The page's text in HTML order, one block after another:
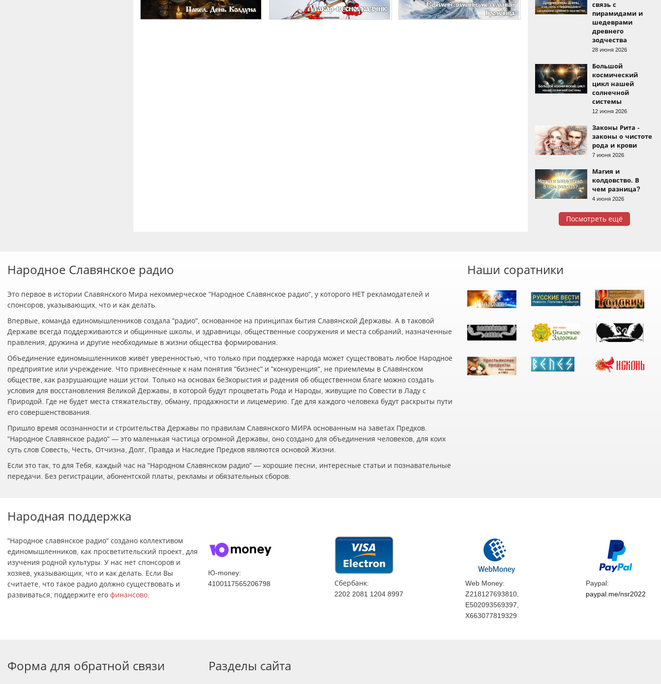
связь с
пирамидами и
шедеврами
древнего
зодчества
28 июня 2026
Большой
космический
цикл нашей
солнечной
системы
12 июня 2026
Законы Рита -
законы о чистоте
рода и крови
7 июня 2026
Магия и
колдовство. В
чем разница?
4 июня 2026
Посмотреть ещё
Народное Славянское радио
Это первое в истории Славянского Мира некоммерческое "Народное Славянское радио", у которого НЕТ рекламодателей и
спонсоров, указывающих, что и как делать.
Впервые, команда единомышленников создала "радио", основанное на принципах бытия Славянской Державы. А в таковой
Державе всегда поддерживаются и общинные школы, и здравницы, общественные сооружения и места собраний, назначенные
правления, дружина и другие необходимые в жизни общества формирования.
Объединение единомышленников живёт уверенностью, что только при поддержке народа может существовать любое Народное
предприятие или учреждение. Что привнесённые к нам понятия "бизнес" и "конкуренция", не приемлемы в Славянском
обществе, как разрушающие наши устои. Только на основах беЗкорыстия и радения об общественном благе можно создать
условия для восстановления Великой Державы, в которой будут процветать Рода и Народы, живущие по Совести в Ладу с
Природой. Где не будет места стяжательству, обману, продажности и лицемерию. Где для каждого человека будут раскрыты пути
его совершенствования.
Пришло время осознанности и строительства Державы по правилам Славянского МИРА основанным на заветах Предков.
"Народное Славянское радио" — это маленькая частица огромной Державы, оно создано для объединения человеков, для коих
суть слов Совесть, Честь, Отчизна, Долг, Правда и Наследие Предков являются основой Жизни.
Если это так, то для Тебя, каждый час на "Народном Славянском радио" — хорошие песни, интересные статьи и познавательные
передачи. Без регистрации, абонентской платы, рекламы и обязательных сборов.
Наши соратники
Народная поддержка
"Народное славянское радио" создано коллективом
единомышленников, как просветительский проект, для
изучения родной культуры. У нас нет спонсоров и
хозяев, указывающих, что и как делать. Если Вы
считаете, что такое радио должно существовать и
развиваться, поддержите его финансово
Ю-money:
4100117565206798
Сбербанк:
2202 2081 1204 8997
Web Money:
Z218127693810,
E502093569397,
X663077819329
Paypal:
paypal.me/nsr2022
Форма для обратной связи Разделы сайта